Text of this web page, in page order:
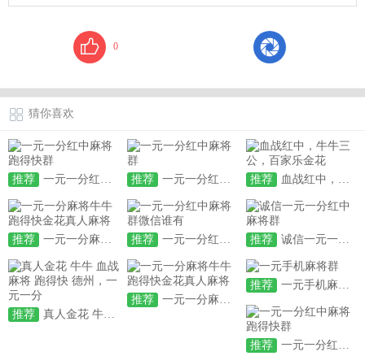
0
猜你喜欢
推荐 一元一分红中麻将跑得快群 推荐 一元一分红中麻将群 推荐 血战红中，牛牛三公，百家乐金花
推荐 一元一分麻将牛牛跑得快金花真人麻将 推荐 一元一分红中麻将群微信谁有 推荐 诚信一元一分红中麻将群
推荐 真人金花 牛牛 血战麻将 跑得快 德州，一元一分
推荐 一元一分麻将牛牛跑得快金花真人麻将
推荐 一元手机麻将群
推荐 一元一分红中麻将跑得快群